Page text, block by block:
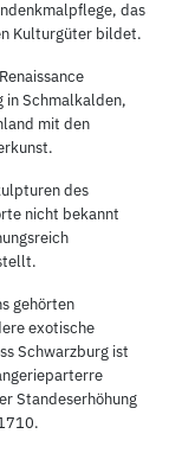
das
Kulturgüter bildet.
in Schmalkalden,
mit den
des
nicht bekannt
gehörten
exotische
Schwarzburg ist
Standeserhöhung